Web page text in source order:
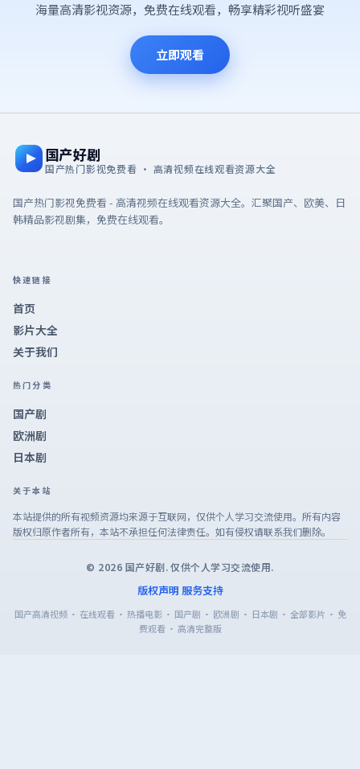
海量高清影视资源，免费在线观看，畅享精彩视听盛宴
立即观看
国产好剧
国产热门影视免费看 · 高清视频在线观看资源大全
国产热门影视免费看 - 高清视频在线观看资源大全。汇聚国产、欧美、日
韩精品影视剧集，免费在线观看。
快速链接
首页
影片大全
关于我们
热门分类
国产剧
欧洲剧
日本剧
关于本站
本站提供的所有视频资源均来源于互联网，仅供个人学习交流使用。所有内容
版权归原作者所有，本站不承担任何法律责任。如有侵权请联系我们删除。
© 2026 国产好剧. 仅供个人学习交流使用.
版权声明 服务支持
国产高清视频 · 在线观看 · 热播电影 · 国产剧 · 欧洲剧 · 日本剧 · 全部影片 · 免
费观看 · 高清完整版